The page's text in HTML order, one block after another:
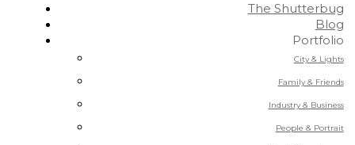
The Shutterbug
Blog
Portfolio
City & Lights
Family & Friends
Industry & Business
People & Portrait